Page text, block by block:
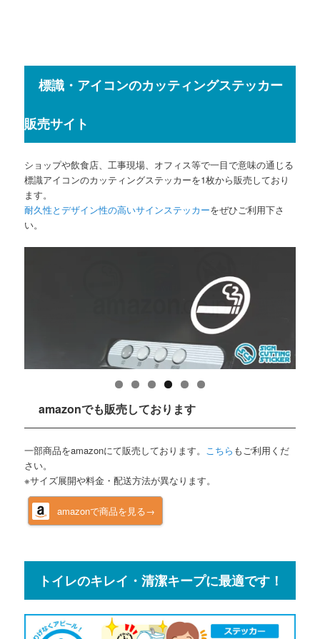
標識・アイコンのカッティングステッカー
販売サイト
ショップや飲食店、工事現場、オフィス等で一目で意味の通じる
標識アイコンのカッティングステッカーを1枚から販売しており
ます。
耐久性とデザイン性の高いサインステッカーをぜひご利用下さ
い。
amazonでも販売しております
一部商品をamazonにて販売しております。 こちら もご利用くだ
さい。
※サイズ展開や料金・配送方法が異なります。
amazonで商品を見る→
トイレのキレイ・清潔キープに最適です！